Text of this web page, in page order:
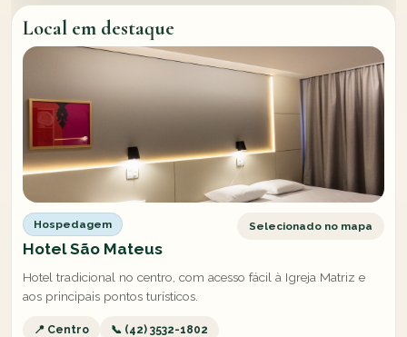
Local em destaque
Hospedagem
Hotel São Mateus
Selecionado no mapa
Hotel tradicional no centro, com acesso fácil à Igreja Matriz e
aos principais pontos turísticos.
📍 Centro 📞 (42) 3532-1802